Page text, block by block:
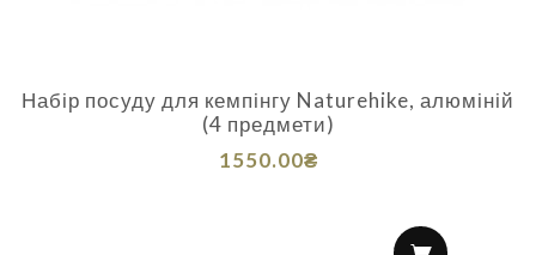
Набір посуду для кемпінгу Naturehike, алюміній
(4 предмети)
1550.00₴